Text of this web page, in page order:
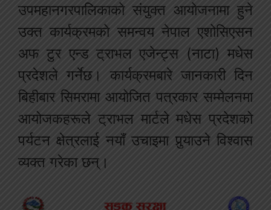
उपमहानगरपालिकाको संयुक्त आयोजनामा हुने
उक्त कार्यक्रमको समन्वय नेपाल एशोसिएसन
अफ टुर एन्ड ट्राभल एजेन्ट्स (नाटा) मधेस
प्रदेशले गर्नेछ। कार्यक्रमबारे जानकारी दिन
बिहीबार सिमरामा आयोजित पत्रकार सम्मेलनमा
आयोजकहरूले ट्राभल मार्टले मधेस प्रदेशको
पर्यटन क्षेत्रलाई नयाँ उचाइमा पुर्‍याउने विश्वास
व्यक्त गरेका छन्।